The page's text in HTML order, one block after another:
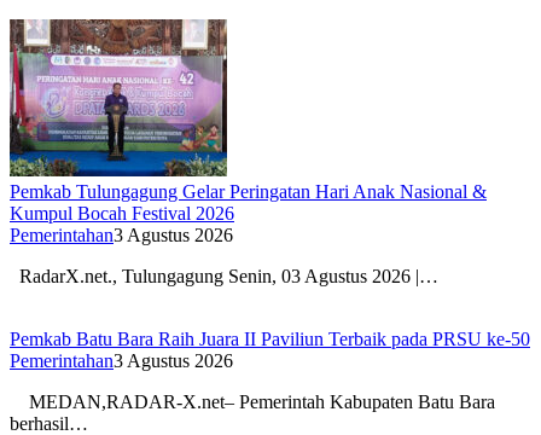
Pemkab Tulungagung Gelar Peringatan Hari Anak Nasional &
Kumpul Bocah Festival 2026
Pemerintahan3 Agustus 2026
RadarX.net., Tulungagung Senin, 03 Agustus 2026 |…
Pemkab Batu Bara Raih Juara II Paviliun Terbaik pada PRSU ke-50
Pemerintahan3 Agustus 2026
MEDAN,RADAR-X.net– Pemerintah Kabupaten Batu Bara
berhasil…